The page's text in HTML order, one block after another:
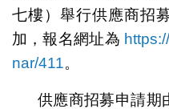
七樓）舉行供應商招
加，報名網址為
nar/411。
供應商招募申請期